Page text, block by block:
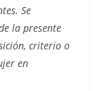
Se
la presente
criterio o
en